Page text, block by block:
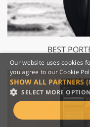
BEST
Our website uses cookies
you agree to our Cookie
SHOW ALL PARTNERS
SELECT MORE